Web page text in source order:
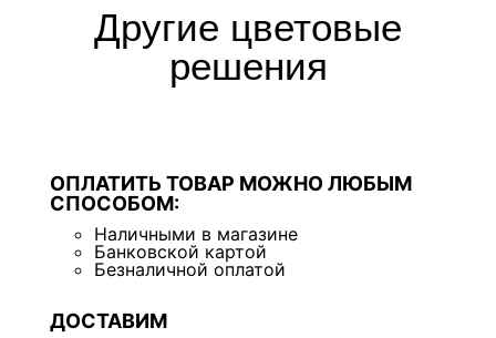
Другие цветовые
решения
ОПЛАТИТЬ ТОВАР МОЖНО ЛЮБЫМ
СПОСОБОМ:
Наличными в магазине
Банковской картой
Безналичной оплатой
ДОСТАВИМ